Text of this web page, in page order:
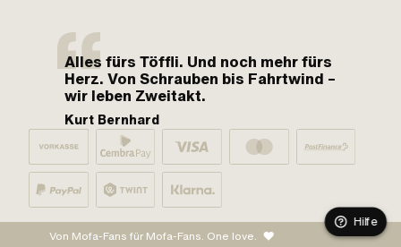
Alles fürs Töffli. Und noch mehr fürs
Herz. Von Schrauben bis Fahrtwind –
wir leben Zweitakt.
Kurt Bernhard
Von Mofa-Fans für Mofa-Fans. One love.
Hilfe